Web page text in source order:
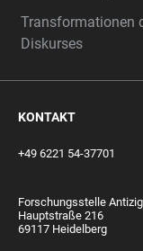
Transformationen
Diskurses
KONTAKT
+49 6221 54-37701
Forschungsstelle
Hauptstraße 216
69117 Heidelberg